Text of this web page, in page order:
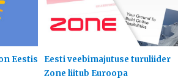
Eestis
Eesti veebimajutuse turuliider
Zone liitub Euroopa